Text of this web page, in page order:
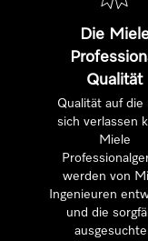
Die
Qualität
Qualität auf die
sich verlassen
Miele
werden von
Ingenieuren
und die